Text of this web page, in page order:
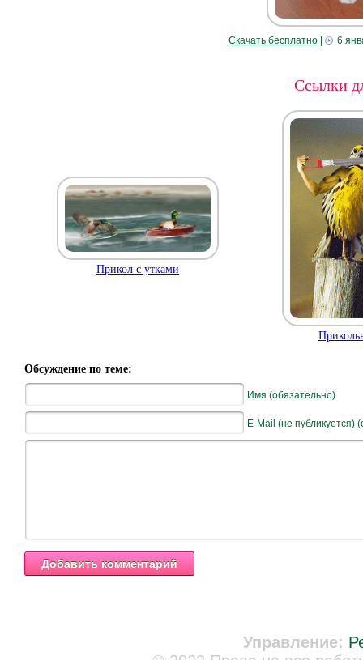
Скачать бесплатно 6
Ссылки
Прикол с утками
Обсуждение по теме:
Имя (обязательно)
E-Mail (не публикуется)
Управление: